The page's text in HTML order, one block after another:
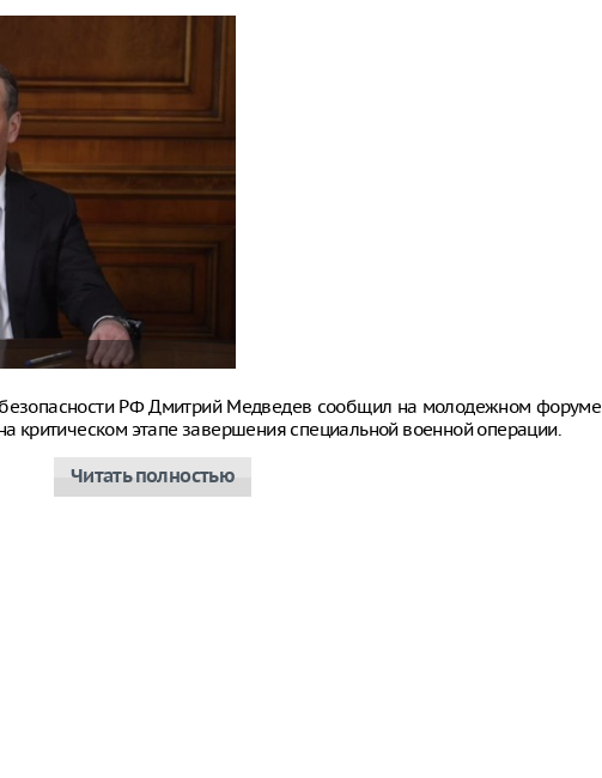
безопасности РФ Дмитрий Медведев сообщил на молодежном форуме
критическом этапе завершения специальной военной операции.
Читать полностью